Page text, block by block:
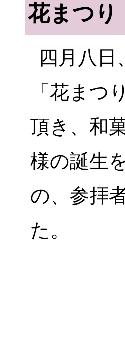
花まつり
四月八日
「花まつ
頂き、和
様の誕生
の、参拝
た。